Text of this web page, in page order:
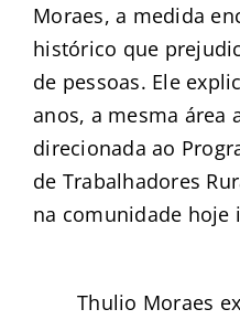
Moraes, a medida
histórico que
de pessoas. Ele
anos, a mesma área
direcionada ao
de Trabalhadores
na comunidade hoje
Thulio Moraes